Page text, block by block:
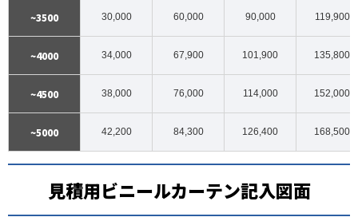
~3500 30,000 60,000 90,000 119,900
~4000 34,000 67,900 101,900 135,800
~4500 38,000 76,000 114,000 152,000
~5000 42,200 84,300 126,400 168,500
見積用ビニールカーテン記入図面